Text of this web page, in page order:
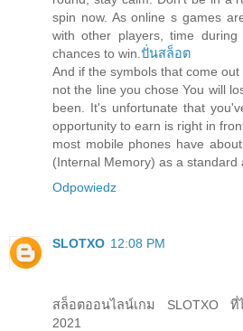
spin now. As online s games
with other players, time
chances to win. ปั่นสล็อต
And if the symbols that come
not the line you chose You will
been. It's unfortunate that
opportunity to earn is right in
most mobile phones have
(Internal Memory) as a standard
Odpowiedz
SLOTXO 12:08 PM
สล็อตออนไลน์เกม SLOTXO ที่
2021